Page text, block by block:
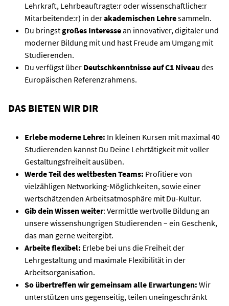
Lehrkraft, Lehrbeauftragte:r oder wissenschaftliche:r
Mitarbeitende:r) in derakademischen Lehresammeln.
Du bringstgroßes Interessean innovativer, digitaler und
moderner Bildung mit und hast Freude am Umgang mit
Studierenden.
Du verfügst über Deutschkenntnisse auf C1 Niveau des
Europäischen Referenzrahmens.
DAS BIETEN WIR DIR
Erlebe moderne Lehre: In kleinen Kursen mit maximal 40
Studierenden kannst Du Deine Lehrtätigkeit mit voller
Gestaltungsfreiheit ausüben.
Werde Teil des weltbesten Teams: Profitiere von
vielzähligen Networking-Möglichkeiten, sowie einer
wertschätzenden Arbeitsatmosphäre mit Du-Kultur.
Gib dein Wissen weiter: Vermittle wertvolle Bildung an
unsere wissenshungrigen Studierenden – ein Geschenk,
das man gerne weitergibt.
Arbeite flexibel: Erlebe bei uns die Freiheit der
Lehrgestaltung und maximale Flexibilität in der
Arbeitsorganisation.
So übertreffen wir gemeinsam alle Erwartungen: Wir
unterstützen uns gegenseitig, teilen uneingeschränkt